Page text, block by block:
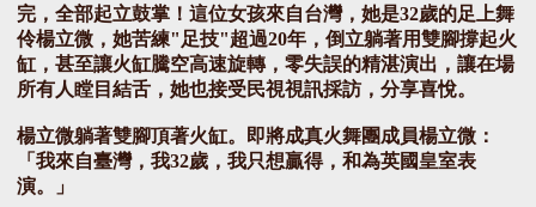
完，全部起立鼓掌！這位女孩來自台灣，她是32歲的足上舞
伶楊立微，她苦練"足技"超過20年，倒立躺著用雙腳撐起火
缸，甚至讓火缸騰空高速旋轉，零失誤的精湛演出，讓在場
所有人瞠目結舌，她也接受民視視訊採訪，分享喜悅。
楊立微躺著雙腳頂著火缸。即將成真火舞團成員楊立微：
「我來自臺灣，我32歲，我只想贏得，和為英國皇室表
演。」